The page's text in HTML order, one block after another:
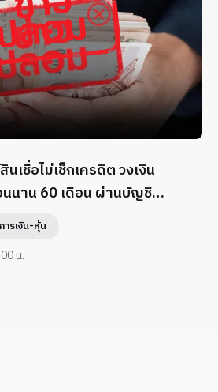
เชื่อไม่เช็กเครดิต วงเงิน
นาน 60 เดือน ผ่านบัญชี
การเงิน-หุ้น
น.